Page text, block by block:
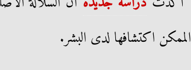
الممكن اكتشافها لدى البشر.